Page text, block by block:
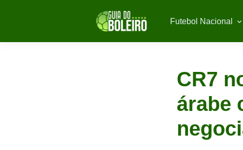
Futebol Nacional
CR7
árabe